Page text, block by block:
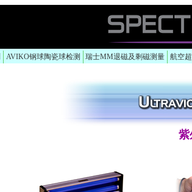
AVIKO钢球陶瓷球检测 瑞士MM退磁及剩磁测量 航空
紫